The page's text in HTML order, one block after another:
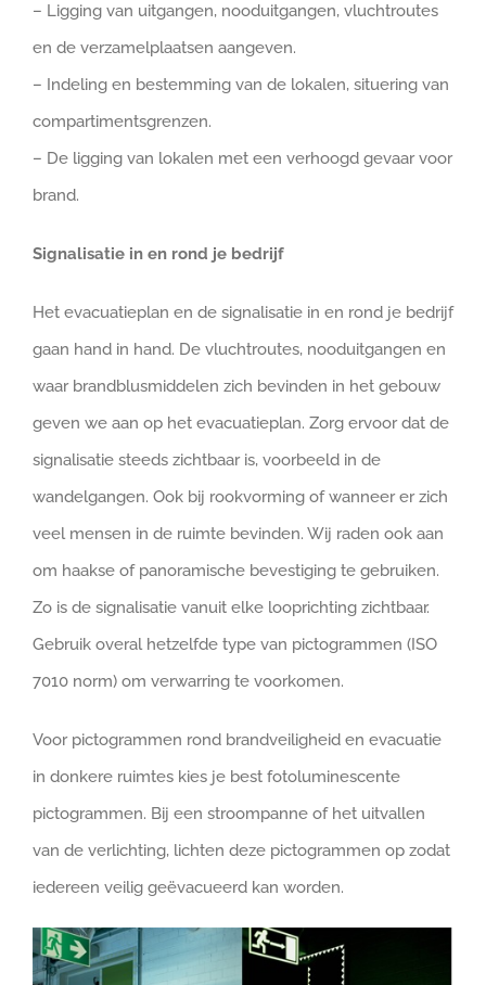
– Ligging van uitgangen, nooduitgangen, vluchtroutes
en de verzamelplaatsen aangeven.
– Indeling en bestemming van de lokalen, situering van
compartimentsgrenzen.
– De ligging van lokalen met een verhoogd gevaar voor
brand.
Signalisatie in en rond je bedrijf
Het evacuatieplan en de signalisatie in en rond je bedrijf
gaan hand in hand. De vluchtroutes, nooduitgangen en
waar brandblusmiddelen zich bevinden in het gebouw
geven we aan op het evacuatieplan. Zorg ervoor dat de
signalisatie steeds zichtbaar is, voorbeeld in de
wandelgangen. Ook bij rookvorming of wanneer er zich
veel mensen in de ruimte bevinden. Wij raden ook aan
om haakse of panoramische bevestiging te gebruiken.
Zo is de signalisatie vanuit elke looprichting zichtbaar.
Gebruik overal hetzelfde type van pictogrammen (ISO
7010 norm) om verwarring te voorkomen.
Voor pictogrammen rond brandveiligheid en evacuatie
in donkere ruimtes kies je best fotoluminescente
pictogrammen. Bij een stroompanne of het uitvallen
van de verlichting, lichten deze pictogrammen op zodat
iedereen veilig geëvacueerd kan worden.